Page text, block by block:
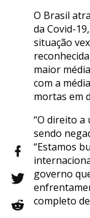
O Brasil
da Covid-
situação
maior
com a
mortas em
“O direito
sendo
“Estamos
governo
completo